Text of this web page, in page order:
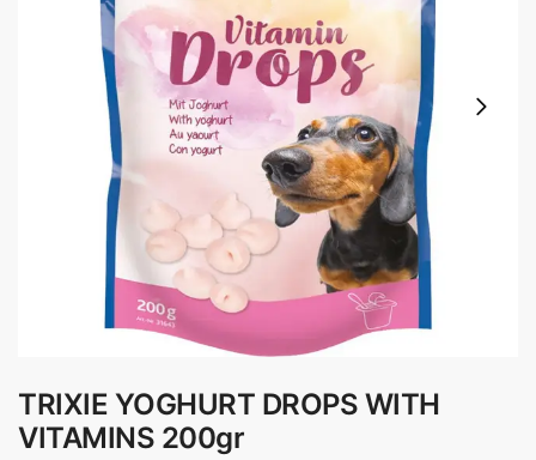
TRIXIE YOGHURT DROPS WITH
VITAMINS 200gr